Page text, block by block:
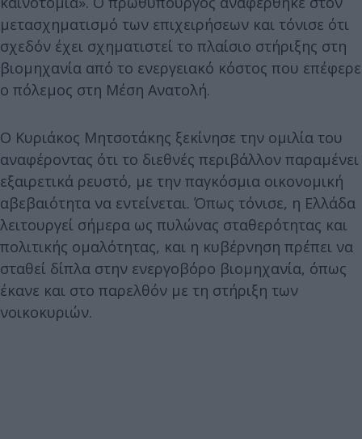
μετασχηματισμό των επιχειρήσεων και τόνισε ότι
σχεδόν έχει σχηματιστεί το πλαίσιο στήριξης στη
βιομηχανία από το ενεργειακό κόστος που επέφερε
ο πόλεμος στη Μέση Ανατολή.
Ο Κυριάκος Μητσοτάκης ξεκίνησε την ομιλία του
αναφέροντας ότι το διεθνές περιβάλλον παραμένει
εξαιρετικά ρευστό, με την παγκόσμια οικονομική
αβεβαιότητα να εντείνεται. Όπως τόνισε, η Ελλάδα
λειτουργεί σήμερα ως πυλώνας σταθερότητας και
πολιτικής ομαλότητας, και η κυβέρνηση πρέπει να
σταθεί δίπλα στην ενεργοβόρο βιομηχανία, όπως
έκανε και στο παρελθόν με τη στήριξη των
νοικοκυριών.